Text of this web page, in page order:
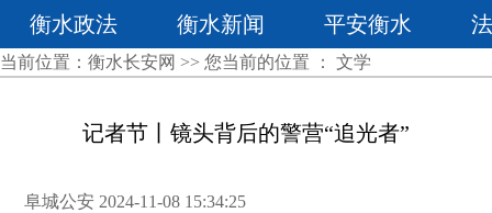
衡水政法 衡水新闻 平安衡水
当前位置： 衡水长安网 >> 您当前的位置 ： 文学
记者节丨镜头背后的警营“追光者”
阜城公安 2024-11-08 15:34:25